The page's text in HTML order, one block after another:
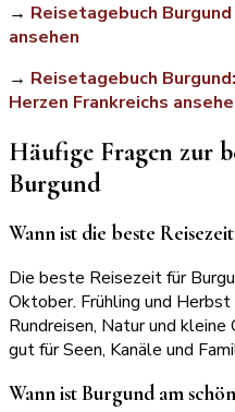
→ Reisetagebuch
ansehen
→ Reisetagebuch
Herzen Frankreichs
Häufige Fragen zur
Burgund
Wann ist die beste
Die beste Reisezeit für
Oktober. Frühling und
Rundreisen, Natur und
gut für Seen, Kanäle und
Wann ist Burgund am